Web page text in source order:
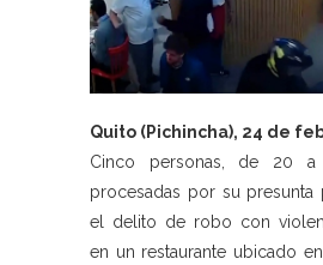
Quito (Pichincha), 24 de
Cinco personas, de 20
procesadas por su presunta
el delito de robo con
en un restaurante ubicado